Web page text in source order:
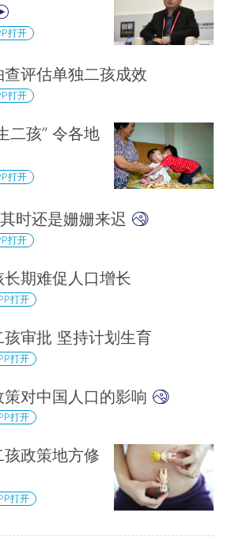
打开
评估单独二孩成效
打开
二孩” 令各地
打开
时还是姗姗来迟
打开
期难促人口增长
打开
审批 坚持计划生育
打开
对中国人口的影响
打开
政策地方修
打开